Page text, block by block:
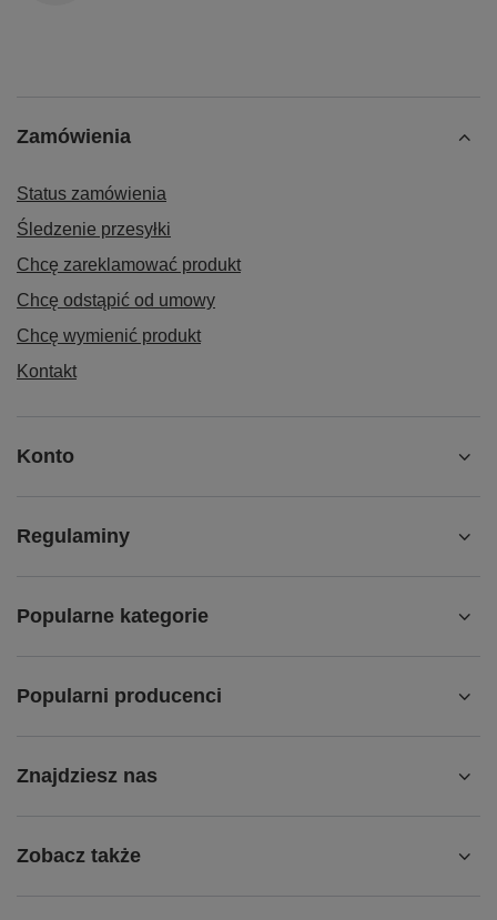
Zamówienia
Status zamówienia
Śledzenie przesyłki
Chcę zareklamować produkt
Chcę odstąpić od umowy
Chcę wymienić produkt
Kontakt
Konto
Regulaminy
Popularne kategorie
Popularni producenci
Znajdziesz nas
Zobacz także